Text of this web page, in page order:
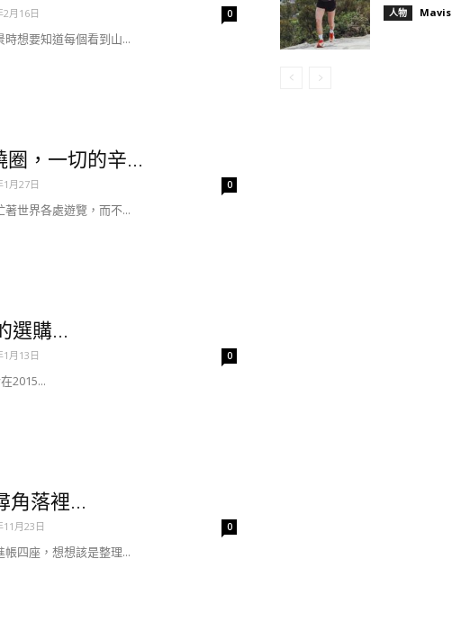
2月16日 0
想要知道每個看到山...
圈，一切的辛...
1月27日 0
世界各處遊覽，而不...
選購...
1月13日 0
2015...
角落裡...
11月23日 0
四座，想想該是整理...
人物